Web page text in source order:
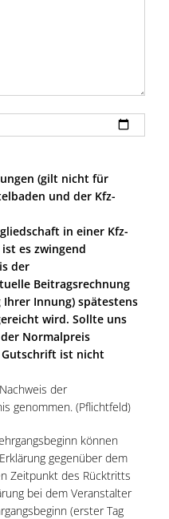
(gilt nicht für
und der Kfz-
in einer Kfz-
es zwingend
der
Beitragsrechnung
Innung) spätestens
wird. Sollte uns
Normalpreis
Gutschrift ist nicht
der
genommen. (Pflichtfeld)
können
gegenüber dem
Zeitpunkt des Rücktritts
bei dem Veranstalter
(erster Tag